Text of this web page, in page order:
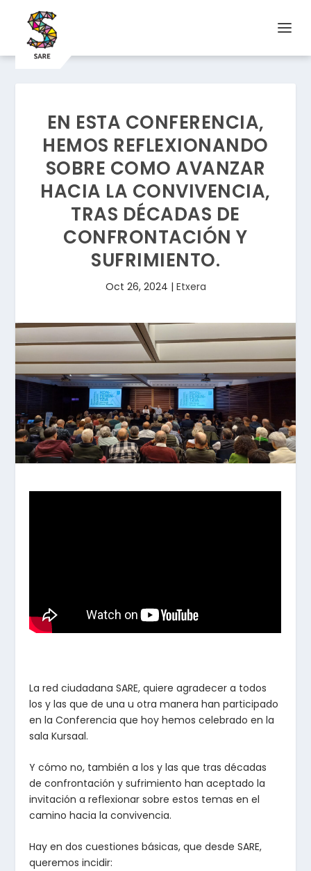
EN ESTA CONFERENCIA,
HEMOS REFLEXIONANDO
SOBRE COMO AVANZAR
HACIA LA CONVIVENCIA,
TRAS DÉCADAS DE
CONFRONTACIÓN Y
SUFRIMIENTO.
Oct 26, 2024 | Etxera
La red ciudadana SARE, quiere agradecer a todos
los y las que de una u otra manera han participado
en la Conferencia que hoy hemos celebrado en la
sala Kursaal.
Y cómo no, también a los y las que tras décadas
de confrontación y sufrimiento han aceptado la
invitación a reflexionar sobre estos temas en el
camino hacia la convivencia.
Hay en dos cuestiones básicas, que desde SARE,
queremos incidir: